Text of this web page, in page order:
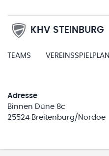
KHV STEINBURG
TEAMS VEREINSSPIELPLAN
Adresse
Binnen Düne 8c
25524 Breitenburg/Nordoe